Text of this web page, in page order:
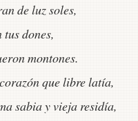
de luz soles,
dones,
montones.
que libre latía,
sabia y vieja residía,